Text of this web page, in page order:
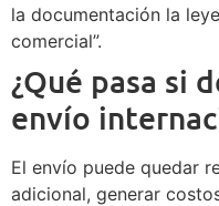
la documentación la
comercial”.
¿Qué pasa si
envío
El envío puede quedar
adicional, generar